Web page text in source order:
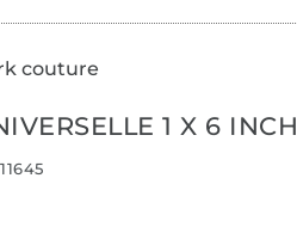
couture
1 X 6 INCH